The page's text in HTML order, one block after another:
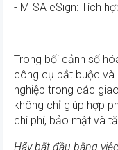
- MISA eSign: Tích
Trong bối cảnh số
công cụ bắt buộc và
nghiệp trong các
không chỉ giúp hợp
chi phí, bảo mật và
Hãy bắt đầu bằng